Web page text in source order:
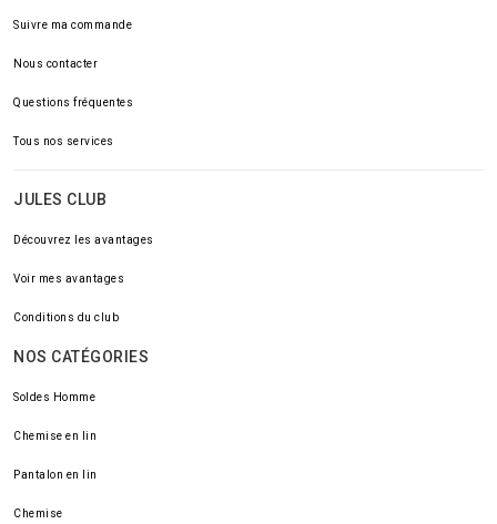
Suivre ma commande
Nous contacter
Questions fréquentes
Tous nos services
JULES CLUB
Découvrez les avantages
Voir mes avantages
Conditions du club
NOS CATÉGORIES
Soldes Homme
Chemise en lin
Pantalon en lin
Chemise